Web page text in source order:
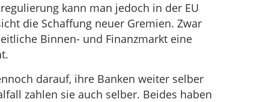
kann man jedoch in der EU
die Schaffung neuer Gremien. Zwar
Binnen- und Finanzmarkt eine
darauf, ihre Banken weiter selber
zahlen sie auch selber. Beides haben